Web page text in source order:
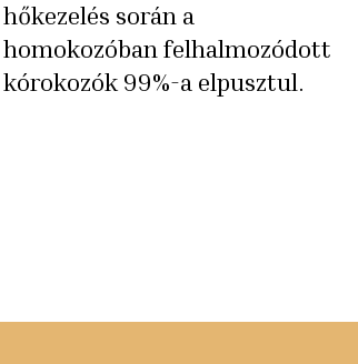
hőkezelés során a
homokozóban felhalmozódott
kórokozók 99%-a elpusztul.